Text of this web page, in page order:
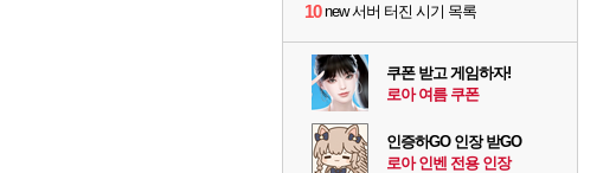
10 new 서버 터진 시기 목록
쿠폰 받고 게임하자!
로아 여름 쿠폰
인증하GO 인장 받GO
로아 인벤 전용 인장